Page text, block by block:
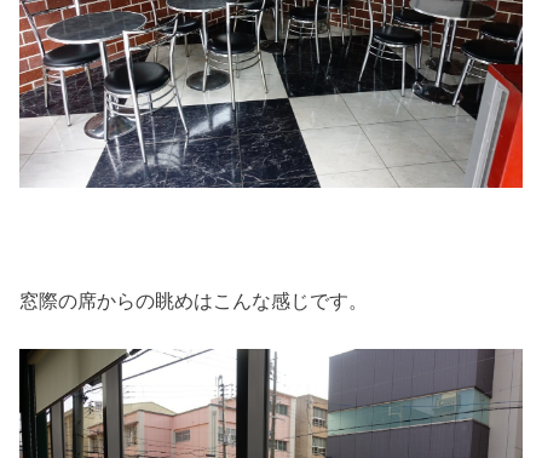
窓際の席からの眺めはこんな感じです。